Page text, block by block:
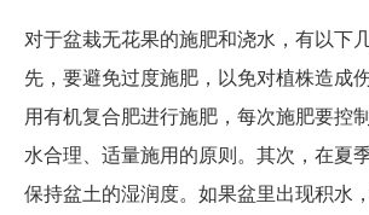
对于盆栽无花果的施肥和浇水，有以下
先，要避免过度施肥，以免对植株造成
用有机复合肥进行施肥，每次施肥要控
水合理、适量施用的原则。其次，在夏
保持盆土的湿润度。如果盆里出现积水